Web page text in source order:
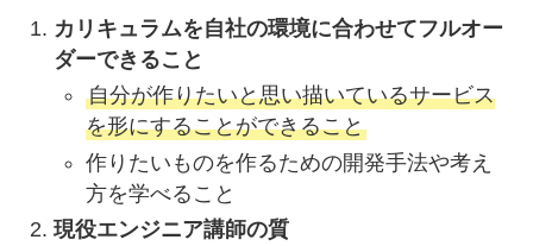
カリキュラムを自社の環境に合わせてフルオー
ダーできること
自分が作りたいと思い描いているサービス
を形にすることができること
作りたいものを作るための開発手法や考え
方を学べること
現役エンジニア講師の質